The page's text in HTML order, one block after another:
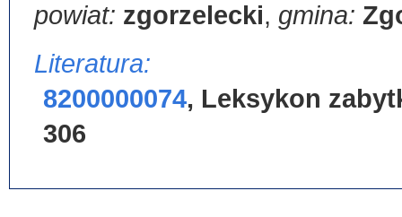
powiat: zgorzelecki, gmina:
Literatura:
8200000074, Leksykon
306